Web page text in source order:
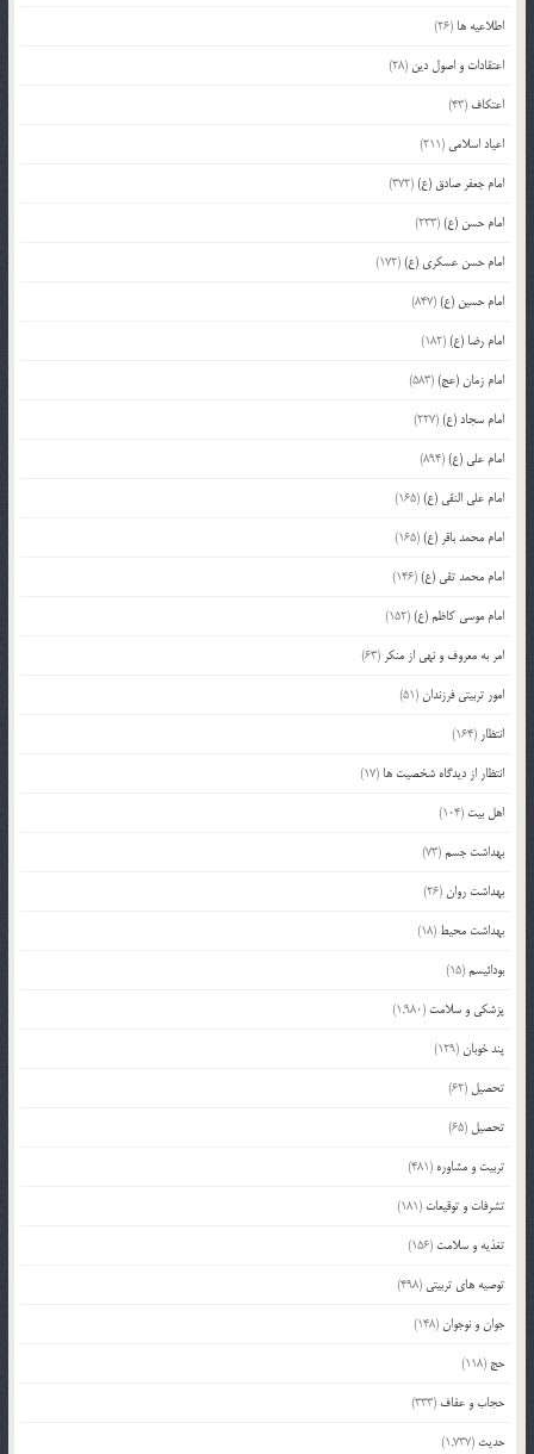
اطلاعیه ها (26)
اعتقادات و اصول دین (28)
اعتکاف (43)
اعیاد اسلامی (211)
امام جعفر صادق (ع)(372)
امام حسن (ع)(233)
امام حسن عسکری (ع)(172)
امام حسین (ع)(847)
امام رضا (ع)(182)
امام زمان (عج)(583)
امام سجاد (ع)(227)
امام علی (ع)(894)
امام علی النقی (ع)(165)
امام محمد باقر (ع)(165)
امام محمد تقی (ع)(146)
امام موسی کاظم (ع)(152)
امر به معروف و نهی از منکر (63)
امور تربیتی فرزندان(51)
انتظار (164)
انتظار از دیدگاه شخصیت ها (17)
اهل بیت (104)
بهداشت جسم(73)
بهداشت روان(26)
بهداشت محیط (18)
بودائیسم(15)
پزشکی و سلامت (1,980)
پند خوبان(129)
تحصیل (62)
تحصیل (65)
تربیت و مشاوره (481)
تشرفات و توقیعات (181)
تغذیه و سلامت (156)
توصیه های تربیتی (498)
جوان و نوجوان(148)
حج (118)
حجاب و عفاف (333)
حدیث (1,737)